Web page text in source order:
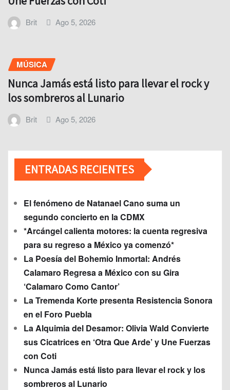
Brit Ago 5, 2026
MÚSICA
Nunca Jamás está listo para llevar el rock y
los sombreros al Lunario
Brit Ago 5, 2026
ENTRADAS RECIENTES
El fenómeno de Natanael Cano suma un
segundo concierto en la CDMX
*Arcángel calienta motores: la cuenta regresiva
para su regreso a México ya comenzó*
La Poesía del Bohemio Inmortal: Andrés
Calamaro Regresa a México con su Gira
‘Calamaro Como Cantor’
La Tremenda Korte presenta Resistencia Sonora
en el Foro Puebla
La Alquimia del Desamor: Olivia Wald Convierte
sus Cicatrices en ‘Otra Que Arde’ y Une Fuerzas
con Coti
Nunca Jamás está listo para llevar el rock y los
sombreros al Lunario